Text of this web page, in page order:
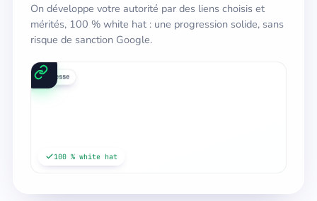
On développe votre autorité par des liens choisis et
mérités, 100 % white hat : une progression solide, sans
risque de sanction Google.
presse
100 % white hat